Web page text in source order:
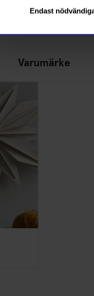
EndastSpeldosa
Varumärke
Läs mer